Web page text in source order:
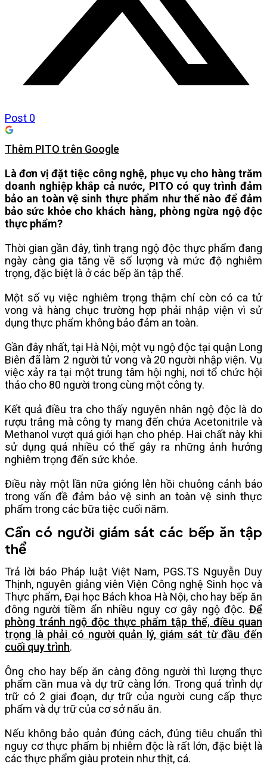
Post 0
Thêm PITO trên Google
Là đơn vị đặt tiệc công nghệ, phục vụ cho hàng trăm
doanh nghiệp khắp cả nước, PITO có quy trình đảm
bảo an toàn vệ sinh thực phẩm như thế nào để đảm
bảo sức khỏe cho khách hàng, phòng ngừa ngộ độc
thực phẩm?
Thời gian gần đây, tình trạng ngộ độc thực phẩm đang
ngày càng gia tăng về số lượng và mức độ nghiêm
trọng, đặc biệt là ở các bếp ăn tập thể.
Một số vụ việc nghiêm trọng thậm chí còn có ca tử
vong và hàng chục trường hợp phải nhập viện vì sử
dụng thực phẩm không bảo đảm an toàn.
Gần đây nhất, tại Hà Nội, một vụ ngộ độc tại quận Long
Biên đã làm 2 người tử vong và 20 người nhập viện. Vụ
việc xảy ra tại một trung tâm hội nghị, nơi tổ chức hội
thảo cho 80 người trong cùng một công ty.
Kết quả điều tra cho thấy nguyên nhân ngộ độc là do
rượu trắng mà công ty mang đến chứa Acetonitrile và
Methanol vượt quá giới hạn cho phép. Hai chất này khi
sử dụng quá nhiều có thể gây ra những ảnh hưởng
nghiêm trọng đến sức khỏe.
Điều này một lần nữa gióng lên hồi chuông cảnh báo
trong vấn đề đảm bảo vệ sinh an toàn vệ sinh thực
phẩm trong các bữa tiệc cuối năm.
Cần có người giám sát các bếp ăn tập
thể
Trả lời báo Pháp luật Việt Nam, PGS.TS Nguyễn Duy
Thịnh, nguyên giảng viên Viện Công nghệ Sinh học và
Thực phẩm, Đại học Bách khoa Hà Nội, cho hay bếp ăn
đông người tiềm ẩn nhiều nguy cơ gây ngộ độc. Để
phòng tránh ngộ độc thực phẩm tập thể, điều quan
trọng là phải có người quản lý, giám sát từ đầu đến
cuối quy trình.
Ông cho hay bếp ăn càng đông người thì lượng thực
phẩm cần mua và dự trữ càng lớn. Trong quá trình dự
trữ có 2 giai đoạn, dự trữ của người cung cấp thực
phẩm và dự trữ của cơ sở nấu ăn.
Nếu không bảo quản đúng cách, đúng tiêu chuẩn thì
nguy cơ thực phẩm bị nhiễm độc là rất lớn, đặc biệt là
các thực phẩm giàu protein như thịt, cá.